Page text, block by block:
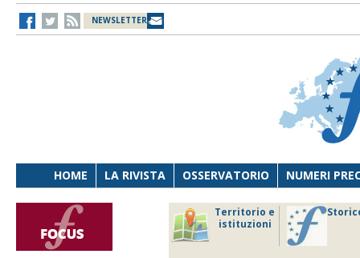
NEWSLETTER
HOME LA RIVISTA OSSERVATORIO NUMERI
Territorio e
istituzioni